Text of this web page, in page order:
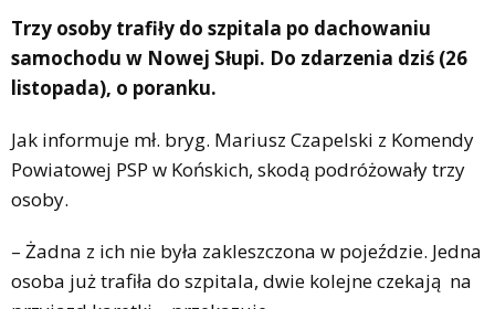
Trzy osoby trafiły do szpitala po dachowaniu
samochodu w Nowej Słupi. Do zdarzenia dziś (26
listopada), o poranku.
Jak informuje mł. bryg. Mariusz Czapelski z Komendy
Powiatowej PSP w Końskich, skodą podróżowały trzy
osoby.
– Żadna z ich nie była zakleszczona w pojeździe. Jedna
osoba już trafiła do szpitala, dwie kolejne czekają na